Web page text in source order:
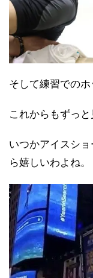
そして練習でのホ
これからもずっと
いつかアイスシ
ら嬉しいわよね。